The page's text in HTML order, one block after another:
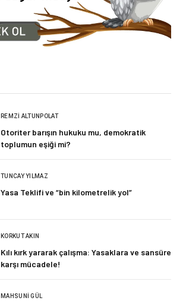
REMZI ALTUNPOLAT
Otoriter barışın hukuku mu, demokratik
toplumun eşiği mi?
TUNCAY YILMAZ
Yasa Teklifi ve “bin kilometrelik yol”
KORKUT AKIN
Kılı kırk yararak çalışma: Yasaklara ve sansüre
karşı mücadele!
MAHSUNI GÜL